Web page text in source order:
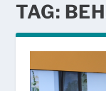
TAG: